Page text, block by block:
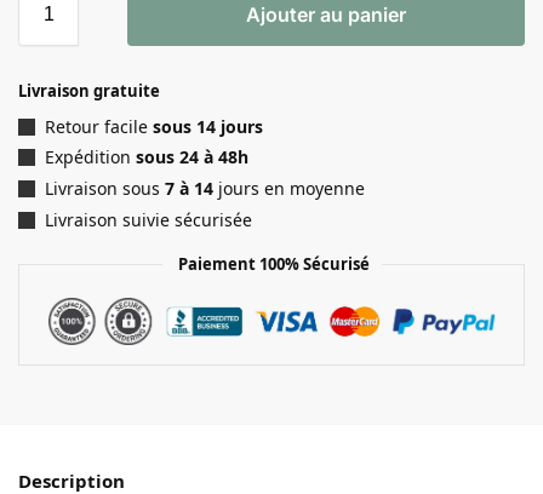
Ajouter au panier
Livraison gratuite
Retour facile sous 14 jours
Expédition sous 24 à 48h
Livraison sous 7 à 14 jours en moyenne
Livraison suivie sécurisée
Paiement 100% Sécurisé
Description